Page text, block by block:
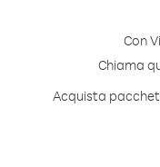
Con
Chiama
Acquista